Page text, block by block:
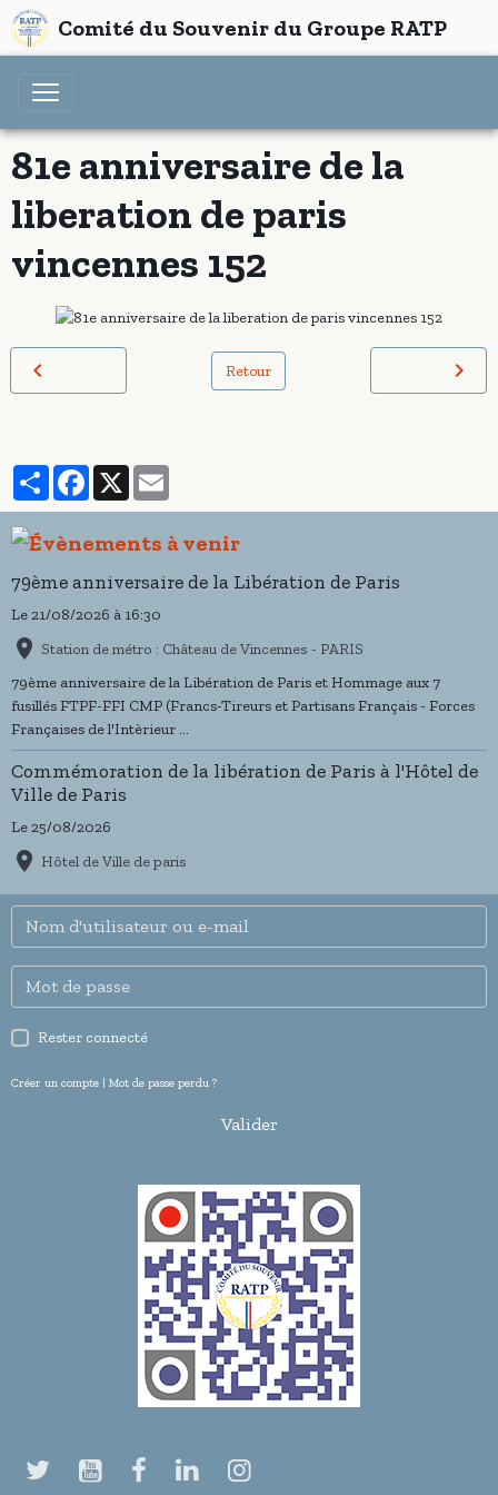
Comité du Souvenir du Groupe RATP
81e anniversaire de la
liberation de paris
vincennes 152
Retour
PartagerFacebook
X
79ème anniversaire de la Libération de Paris
Le 21/08/2026 à 16:30
Station de métro : Château de Vincennes - PARIS
79ème anniversaire de la Libération de Paris et Hommage aux 7
fusillés FTPF-FFI CMP (Francs-Tireurs et Partisans Français - Forces
Françaises de l'Intèrieur ...
Commémoration de la libération de Paris à l'Hôtel de
Ville de Paris
Le 25/08/2026
Hôtel de Ville de paris
Rester connecté
Créer un compte | Mot de passe perdu ?
Valider